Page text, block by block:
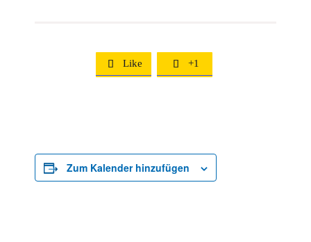
 Like  +1
Zum Kalender hinzufügen